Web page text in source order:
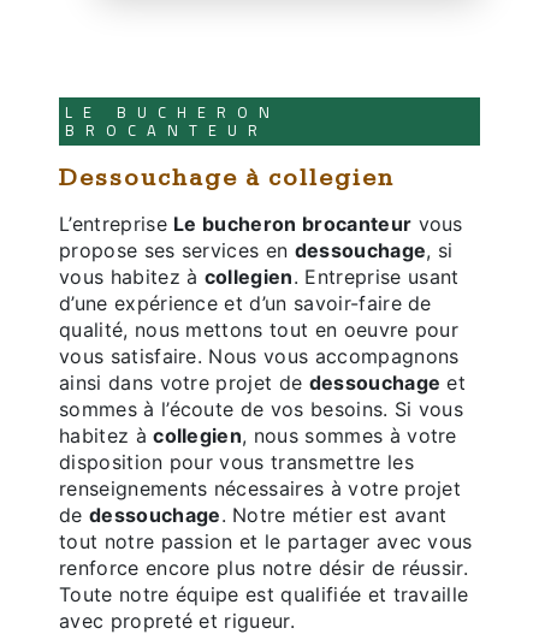
LE BUCHERON
BROCANTEUR
dessouchage à collegien
L’entreprise Le bucheron brocanteur vous
propose ses services en dessouchage, si
vous habitez à collegien. Entreprise usant
d’une expérience et d’un savoir-faire de
qualité, nous mettons tout en oeuvre pour
vous satisfaire. Nous vous accompagnons
ainsi dans votre projet de dessouchage et
sommes à l’écoute de vos besoins. Si vous
habitez àcollegien, nous sommes à votre
disposition pour vous transmettre les
renseignements nécessaires à votre projet
de dessouchage. Notre métier est avant
tout notre passion et le partager avec vous
renforce encore plus notre désir de réussir.
Toute notre équipe est qualifiée et travaille
avec propreté et rigueur.